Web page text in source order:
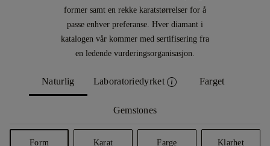
former samt en rekke karatstørrelser for å
passe enhver preferanse. Hver diamant i
katalogen vår kommer med sertifisering fra
en ledende vurderingsorganisasjon.
Naturlig Laboratoriedyrket Farget
Gemstones
Form Karat Farge Klarhet